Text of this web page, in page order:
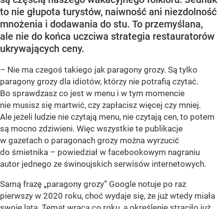
to nie głupota turystów, naiwność ani niezdolność
mnożenia i dodawania do stu. To przemyślana,
ale nie do końca uczciwa strategia restauratorów
ukrywających ceny.
– Nie ma czegoś takiego jak paragony grozy. Są tylko
paragony grozy dla idiotów, którzy nie potrafią czytać.
Bo sprawdzasz co jest w menu i w tym momencie
nie musisz się martwić, czy zapłacisz więcej czy mniej.
Ale jeżeli ludzie nie czytają menu, nie czytają cen, to potem
są mocno zdziwieni. Więc wszystkie te publikacje
w gazetach o paragonach grozy można wyrzucić
do śmietnika – powiedział w facebookowym nagraniu
autor jednego ze świnoujskich serwisów internetowych.
Samą frazę „paragony grozy” Google notuje po raz
pierwszy w 2020 roku, choć wydaje się, że już wtedy miała